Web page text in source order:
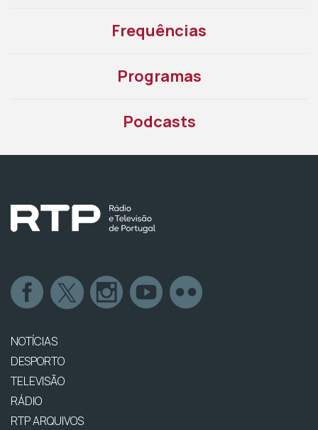
Frequências
Programas
Podcasts
NOTÍCIAS
DESPORTO
TELEVISÃO
RÁDIO
RTP ARQUIVOS